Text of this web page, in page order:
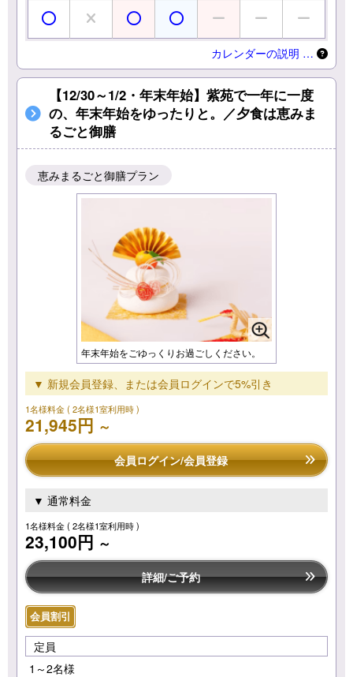
カレンダーの説明 …
【12/30～1/2・年末年始】紫苑で一年に一度
の、年末年始をゆったりと。／夕食は恵みま
るごと御膳
恵みまるごと御膳プラン
年末年始をごゆっくりお過ごしください。
▼ 新規会員登録、または会員ログインで5%引き
1名様料金( 2名様1室利用時 )
21,945円 ～
会員ログイン/会員登録
▼ 通常料金
1名様料金( 2名様1室利用時 )
23,100円 ～
詳細/ご予約
会員割引
定員
1～2名様